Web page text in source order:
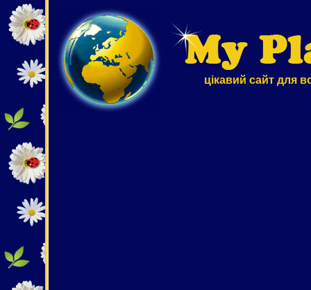
цікавий сайт для